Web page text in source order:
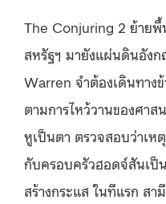
The Conjuring 2 ย้ายพื้
สหรัฐฯ มายังแผ่นดินอัง
Warren จำต้องเดินทาง
ตามการไหว้วานของศาส
หูเป็นตา ตรวจสอบว่าเห
กับครอบครัวฮอดจ์สันเป็น
สร้างกระแส ในทีแรก ส